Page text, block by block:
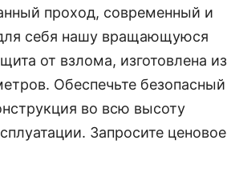
проход, современный и
себя нашу вращающуюся
от взлома, изготовлена ​​из
Обеспечьте безопасный
во всю высоту
Запросите ценовое